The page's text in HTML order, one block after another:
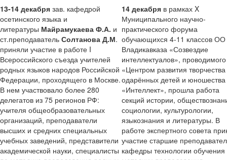
13-14 декабря зав. кафедрой
осетинского языка и
литературы Майрамукаева Ф.А. и
ст.преподаватель Солтанова Д.М.
приняли участие в работе I
Всероссийского съезда учителей
родных языков народов Российской
Федерации, проходящего в Москве.
В нем участвовало более 280
делегатов из 75 регионов РФ:
учителя общеобразовательных
организаций, преподаватели
высших и средних специальных
учебных заведений, представители
академической науки, специалисты
14 декабря в рамках X
Муниципального научно-
практического форума
обучающихся 4-11 классов ОО
Владикавказа «Созвездие
интеллектуалов», проводимого
«Центром развития творчества
одарённых детей и юношества
«Интеллект», прошла работа
секций истории,
социологии, культурологии,
языкознания и литературы. В
работе экспертного совета
участие старшие
кафедры технологии обучения